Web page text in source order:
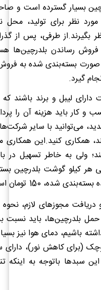
بسیار گسترده است و
نظر برای تولید، محل
بگیرند.از طرفی، پس از
فروش رساندن بلدرچین‌ها
بسته‌بندی شده به
گیرد.
لیبل و برند باشند
کار باید هزینه آن را
می‌توانید با سایر
همکاری کنید.این
ولی به خاطر تسهیل در
شده، 150 تومان است.
دریافت مجوز‌های لازم،
بلدرچین‌ها، باید نسبت
باشیم، دمای هوا نیز
سبد‌ها باتوجه به اینکه